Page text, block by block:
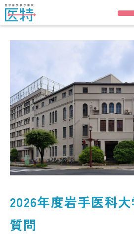
説明会
合格実績
医学部受験情報
コース案内
校舎 / 寮のご案
2026年度岩手医科
質問